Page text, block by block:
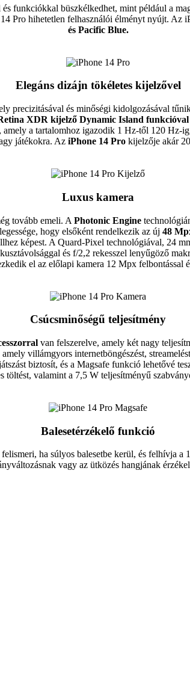
funkciókkal büszkélkedhet, mint például a
Pro hihetetlen felhasználói élményt nyújt. Az
és Pacific Blue.
Elegáns dizájn tökéletes kijelzővel
precizitásával és minőségi kidolgozásával
XDR kijelző Dynamic Island funkcióval
a tartalomhoz igazodik 1 Hz-től 120
játékokra. Az iPhone 14 Pro kijelzője akár
Luxus kamera
tovább emeli. A Photonic Engine
hogy elsőként rendelkezik az új 48
képest. A Quard-Pixel technológiával, 24
és f/2,2 rekesszel lenyűgöző
el az előlapi kamera 12 Mpx felbontással
Csúcsminőségű teljesítmény
van felszerelve, amely két nagy
villámgyors internetböngészést,
biztosít, és a Magsafe funkció lehetővé
töltést, valamint a 7,5 W teljesítményű
Balesetérzékelő funkció
ha súlyos balesetbe kerül, és felhívja a
vagy az ütközés hangjának